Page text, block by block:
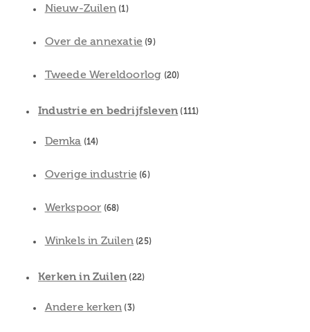
Nieuw-Zuilen (1)
Over de annexatie (9)
Tweede Wereldoorlog (20)
Industrie en bedrijfsleven (111)
Demka (14)
Overige industrie (6)
Werkspoor (68)
Winkels in Zuilen (25)
Kerken in Zuilen (22)
Andere kerken (3)